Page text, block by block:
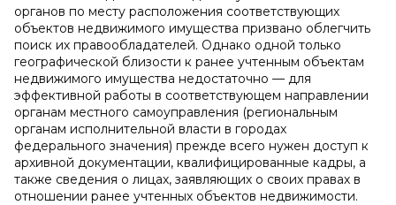
органов по месту расположения соответствующих
объектов недвижимого имущества призвано облегчить
поиск их правообладателей. Однако одной только
географической близости к ранее учтенным объектам
недвижимого имущества недостаточно — для
эффективной работы в соответствующем направлении
органам местного самоуправления (региональным
органам исполнительной власти в городах
федерального значения) прежде всего нужен доступ к
архивной документации, квалифицированные кадры, а
также сведения о лицах, заявляющих о своих правах в
отношении ранее учтенных объектов недвижимости.